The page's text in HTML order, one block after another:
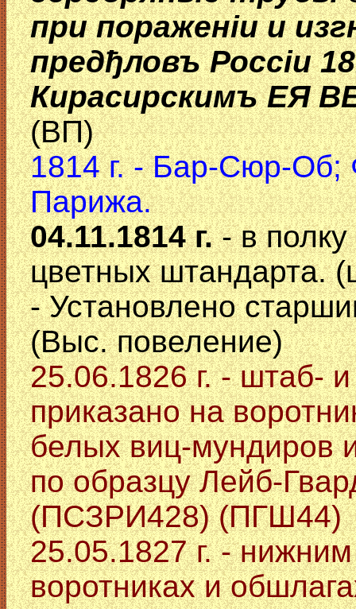
при пораженiи и
предђловъ Россiи
Кирасирскимъ ЕЯ
(ВП)
1814 г. - Бар-Сюр-Об;
Парижа.
04.11.1814 г.- в
цветных штандарта.
- Установлено
(Выс. повеление)
25.06.1826 г. - штаб-
приказано на
белых виц-мундиров
по образцу Лейб-
(ПСЗРИ428) (ПГШ44)
25.05.1827 г. -
воротниках и